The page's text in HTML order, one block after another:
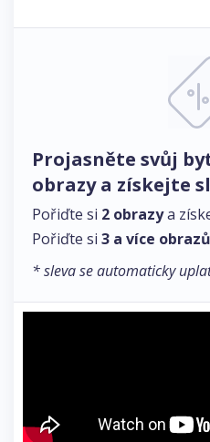
Projasněte svůj
obrazy a získejte
Pořiďte si 2 obrazya
Pořiďte si 3 a více obrazů
* sleva se automaticky